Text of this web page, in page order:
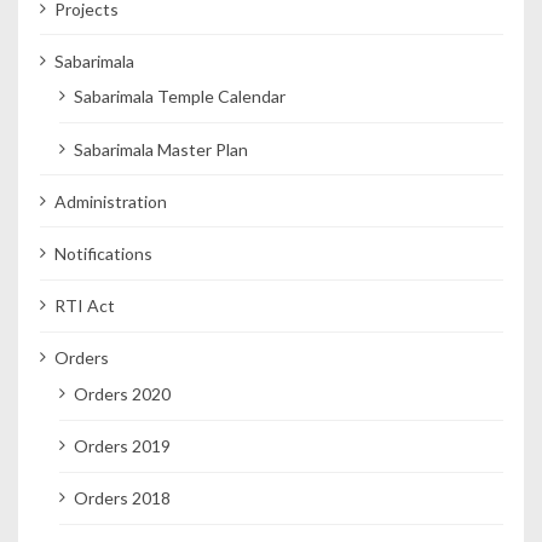
Projects
Sabarimala
Sabarimala Temple Calendar
Sabarimala Master Plan
Administration
Notifications
RTI Act
Orders
Orders 2020
Orders 2019
Orders 2018